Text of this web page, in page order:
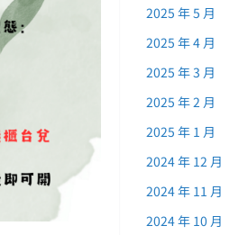
2025 年 5 月
2025 年 4 月
2025 年 3 月
2025 年 2 月
2025 年 1 月
2024 年 12 月
2024 年 11 月
2024 年 10 月